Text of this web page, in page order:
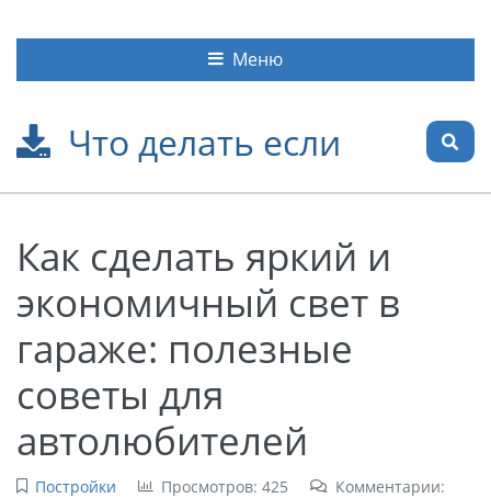
Что делать если
Меню
Как сделать яркий и
экономичный свет в
гараже: полезные
советы для
автолюбителей
Постройки Просмотров: 425
Комментарии: